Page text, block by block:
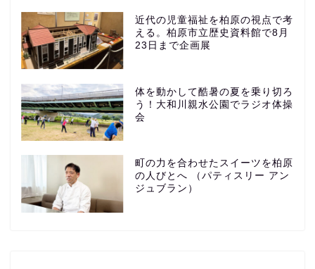
近代の児童福祉を柏原の視点で考
える。柏原市立歴史資料館で8月
23日まで企画展
体を動かして酷暑の夏を乗り切ろ
う！大和川親水公園でラジオ体操
会
町の力を合わせたスイーツを柏原
の人びとへ （パティスリー アン
ジュブラン）